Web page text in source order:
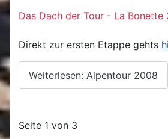
Das Dach der Tour - La Bonette
Direkt zur ersten Etappe gehts
Weiterlesen: Alpentour 2008
Seite 1 von 3